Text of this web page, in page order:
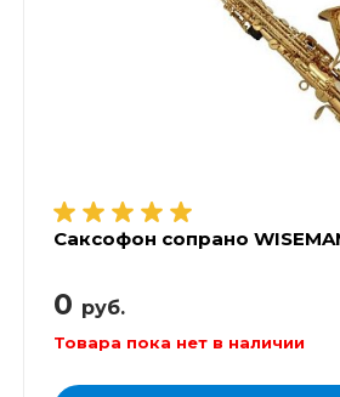
Саксофон сопрано
0 руб.
Товара пока нет в наличии